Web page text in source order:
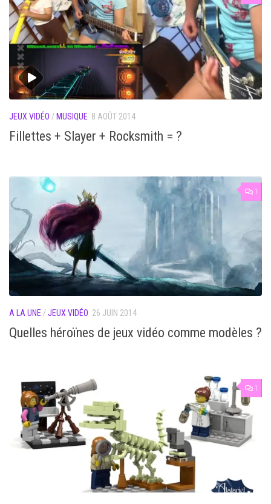
JEUX VIDÉO / MUSIQUE 8 AOÛT 2014
Fillettes + Slayer + Rocksmith = ?
1
A LA UNE /JEUX VIDÉO 26 JUIN 2014
Quelles héroïnes de jeux vidéo comme modèles ?
1